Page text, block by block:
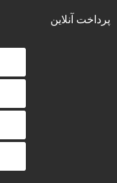
پرداخت آنلاین